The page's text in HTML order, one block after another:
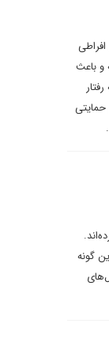
و باعث
گونه